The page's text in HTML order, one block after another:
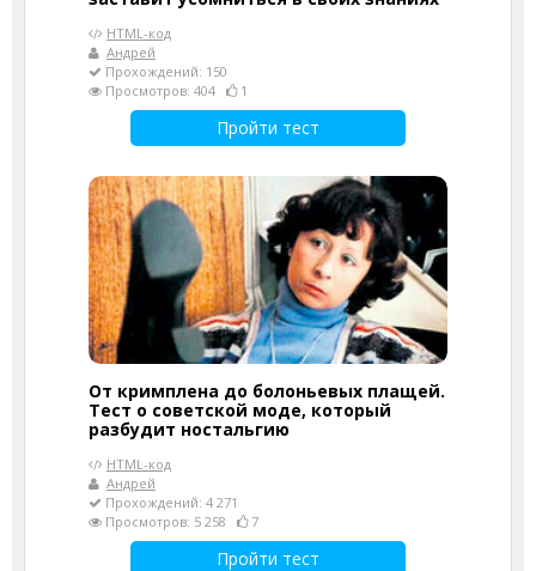
HTML-код
Андрей
Прохождений: 150
Просмотров: 404
1
Пройти тест
От кримплена до болоньевых плащей.
Тест о советской моде, который
разбудит ностальгию
HTML-код
Андрей
Прохождений: 4 271
Просмотров: 5 258
7
Пройти тест